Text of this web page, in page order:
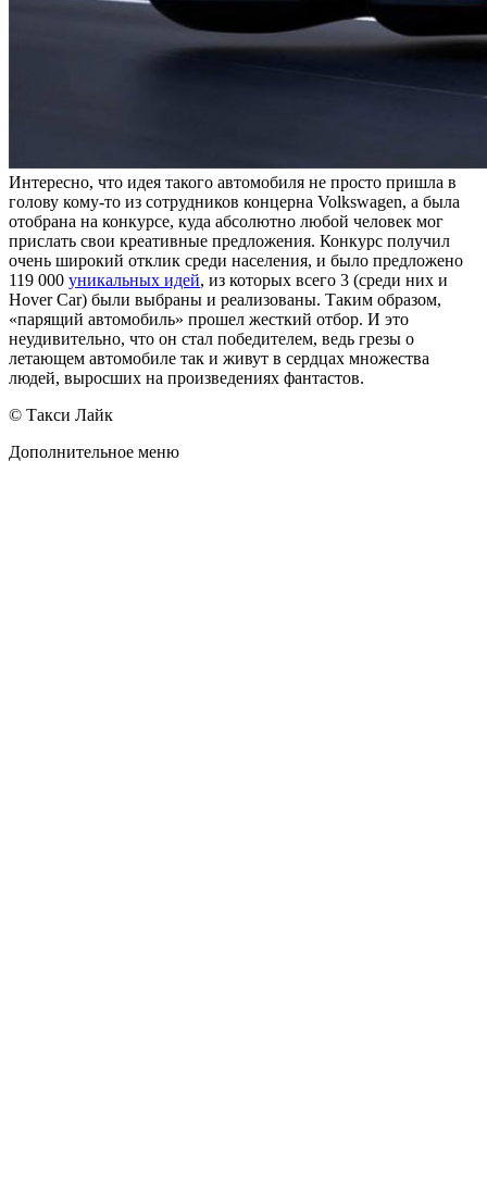
Интересно, что идея такого автомобиля не просто пришла в
голову кому-то из сотрудников концерна Volkswagen, а была
отобрана на конкурсе, куда абсолютно любой человек мог
прислать свои креативные предложения. Конкурс получил
очень широкий отклик среди населения, и было предложено
119 000 уникальных идей, из которых всего 3 (среди них и
Hover Car) были выбраны и реализованы. Таким образом,
«парящий автомобиль» прошел жесткий отбор. И это
неудивительно, что он стал победителем, ведь грезы о
летающем автомобиле так и живут в сердцах множества
людей, выросших на произведениях фантастов.
© Такси Лайк
Дополнительное меню